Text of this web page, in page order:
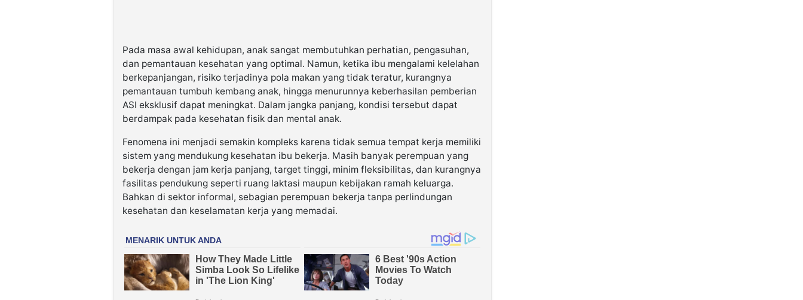
Pada masa awal kehidupan, anak sangat membutuhkan perhatian, pengasuhan,
dan pemantauan kesehatan yang optimal. Namun, ketika ibu mengalami kelelahan
berkepanjangan, risiko terjadinya pola makan yang tidak teratur, kurangnya
pemantauan tumbuh kembang anak, hingga menurunnya keberhasilan pemberian
ASI eksklusif dapat meningkat. Dalam jangka panjang, kondisi tersebut dapat
berdampak pada kesehatan fisik dan mental anak.
Fenomena ini menjadi semakin kompleks karena tidak semua tempat kerja memiliki
sistem yang mendukung kesehatan ibu bekerja. Masih banyak perempuan yang
bekerja dengan jam kerja panjang, target tinggi, minim fleksibilitas, dan kurangnya
fasilitas pendukung seperti ruang laktasi maupun kebijakan ramah keluarga.
Bahkan di sektor informal, sebagian perempuan bekerja tanpa perlindungan
kesehatan dan keselamatan kerja yang memadai.